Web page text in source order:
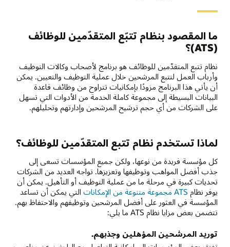
ما المقصود بنظام تتبّع المتقدّمين للوظائف
(ATS)؟
نظام تتبع المتقدّمين للوظائف هو برنامج لأصحاب وكالات التوظيف
وأرباب العمل لتتبع المرشحين خلال عملية التوظيف والتعيين. يمكن
أن يأتي هذا البرنامج مزودًا بإمكانيات تتراوح من وظائف قاعدة
البيانات البسيطة إلى مجموعة كاملة الخدمة من الأدوات التي تسهل
على الشركات من أي حجم ترشيح المرشحين وإدارتهم وتحليلهم.
لماذا تستخدم نظام تتبع المتقدّمين للوظائف؟
كل مؤسسة فريدة من نوعها، ولكن جميع المؤسسات تسعى إلى
جذب أفضل المواهب وتوظيفها وتعزيزها. تواجه العديد من الشركات
تحديات كبيرة في مرحلة ما من عملية التوظيف أو التأهيل. يمكن أن
يوفر نظام ATS مجموعة متنوعة من الإمكانات
التي يمكن أن تساعد
المؤسسة في العثور على أفضل المرشحين وتوظيفهم والاحتفاظ بهم.
تتضمن بعض مزايا نظام ATS ما يلي:
توريد المرشحين المؤهلين وجذبهم.